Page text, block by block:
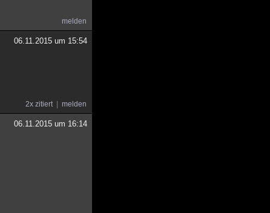
melden
06.11.2015 um 15:54
2x zitiert melden
06.11.2015 um 16:14